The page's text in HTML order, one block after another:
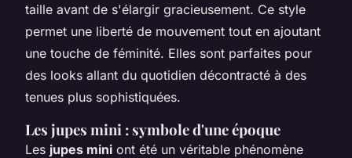
taille avant de s'élargir gracieusement. Ce style
permet une liberté de mouvement tout en ajoutant
une touche de féminité. Elles sont parfaites pour
des looks allant du quotidien décontracté à des
tenues plus sophistiquées.
Les jupes mini : symbole d'une époque
Les jupes mini ont été un véritable phénomène